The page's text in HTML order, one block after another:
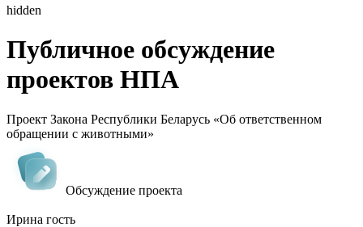
hidden
Публичное обсуждение
проектов НПА
Проект Закона Республики Беларусь «Об ответственном
обращении с животными»
Обсуждение проекта
Ирина гость